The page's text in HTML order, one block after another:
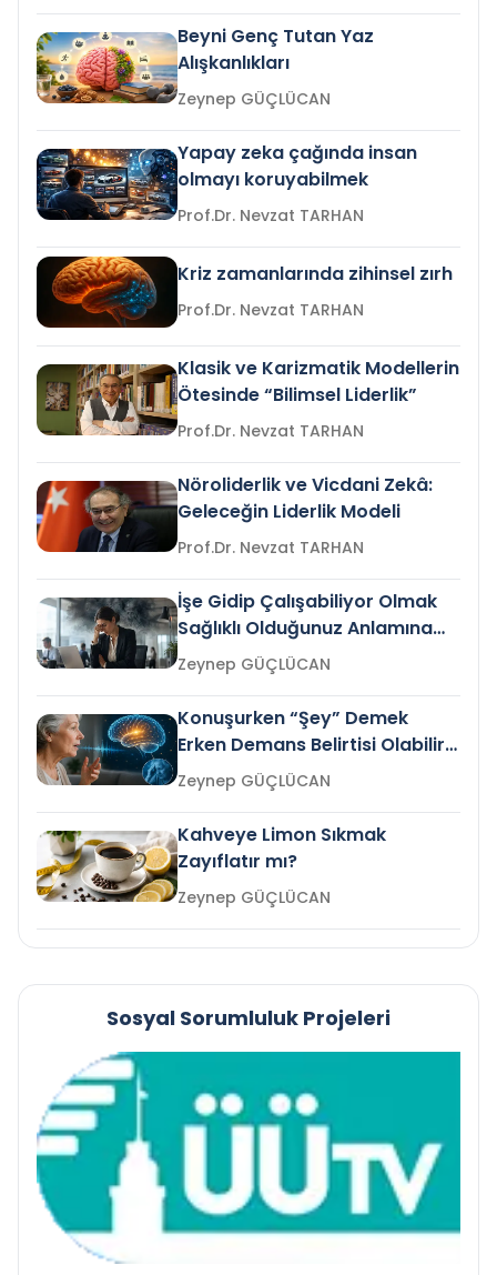
Beyni Genç Tutan Yaz
Alışkanlıkları
Zeynep GÜÇLÜCAN
Yapay zeka çağında insan
olmayı koruyabilmek
Prof.Dr. Nevzat TARHAN
Kriz zamanlarında zihinsel zırh
Prof.Dr. Nevzat TARHAN
Klasik ve Karizmatik Modellerin
Ötesinde “Bilimsel Liderlik”
Prof.Dr. Nevzat TARHAN
Nöroliderlik ve Vicdani Zekâ:
Geleceğin Liderlik Modeli
Prof.Dr. Nevzat TARHAN
İşe Gidip Çalışabiliyor Olmak
Sağlıklı Olduğunuz Anlamına
Gelir mi?Zeynep GÜÇLÜCAN
Konuşurken “Şey” Demek
Erken Demans Belirtisi Olabilir
mi?
Zeynep GÜÇLÜCAN
Kahveye Limon Sıkmak
Zayıflatır mı?
Zeynep GÜÇLÜCAN
Sosyal Sorumluluk Projeleri